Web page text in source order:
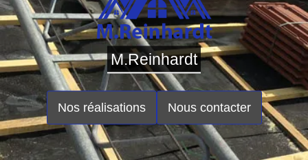
M.Reinhardt
Nos réalisations Nous contacter